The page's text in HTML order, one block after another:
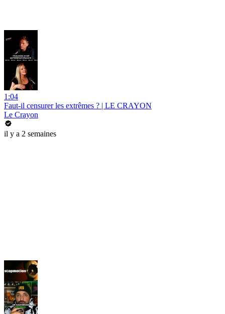
1:04
Faut-il censurer les extrêmes ? | LE CRAYON
Le Crayon
il y a 2 semaines